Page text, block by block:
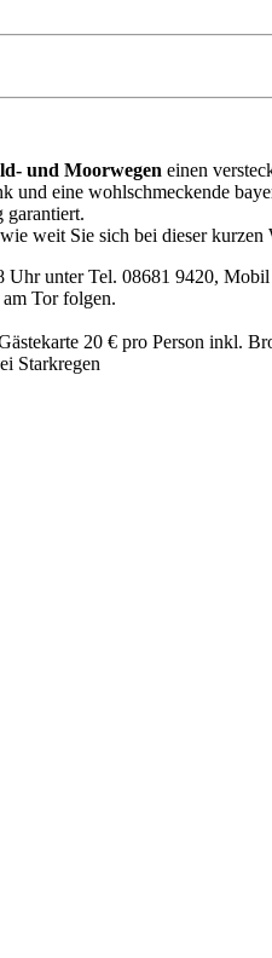
und Moorwegen einen
und eine wohlschmeckende
garantiert.
weit Sie sich bei dieser
unter Tel. 08681 9420,
Tor folgen.
20 € pro Person inkl.
Starkregen